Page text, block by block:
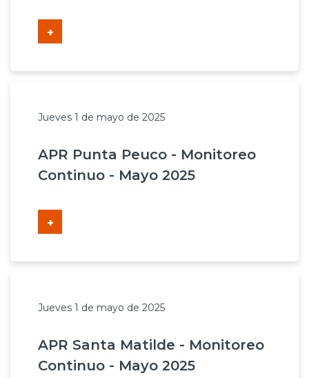
+
Jueves 1 de mayo de 2025
APR Punta Peuco - Monitoreo
Continuo - Mayo 2025
+
Jueves 1 de mayo de 2025
APR Santa Matilde - Monitoreo
Continuo - Mayo 2025